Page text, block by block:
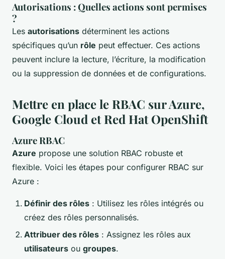
Autorisations : Quelles actions sont permises
?
Les autorisations déterminent les actions
spécifiques qu’un rôle peut effectuer. Ces actions
peuvent inclure la lecture, l’écriture, la modification
ou la suppression de données et de configurations.
Mettre en place le RBAC sur Azure,
Google Cloud et Red Hat OpenShift
Azure RBAC
Azure propose une solution RBAC robuste et
flexible. Voici les étapes pour configurer RBAC sur
Azure :
Définir des rôles : Utilisez les rôles intégrés ou
créez des rôles personnalisés.
Attribuer des rôles : Assignez les rôles aux
utilisateurs ou groupes.